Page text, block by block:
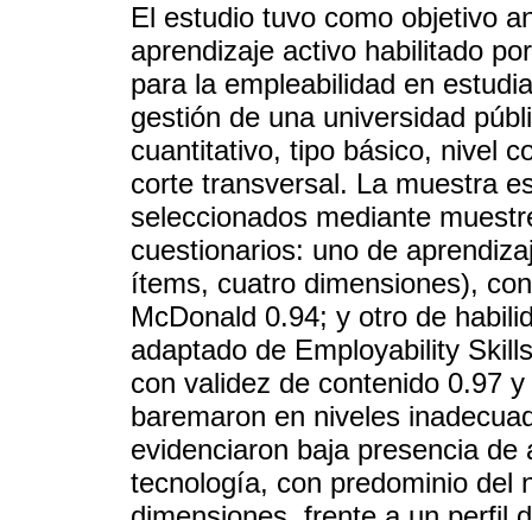
El estudio tuvo como objetivo
aprendizaje activo habilitado
para la empleabilidad en
gestión de una universidad
cuantitativo, tipo básico, nivel
corte transversal. La muestra
seleccionados mediante
cuestionarios: uno de
ítems, cuatro dimensiones),
McDonald 0.94; y otro de
adaptado de Employability
con validez de contenido 0.97
baremaron en niveles
evidenciaron baja presencia
tecnología, con predominio del